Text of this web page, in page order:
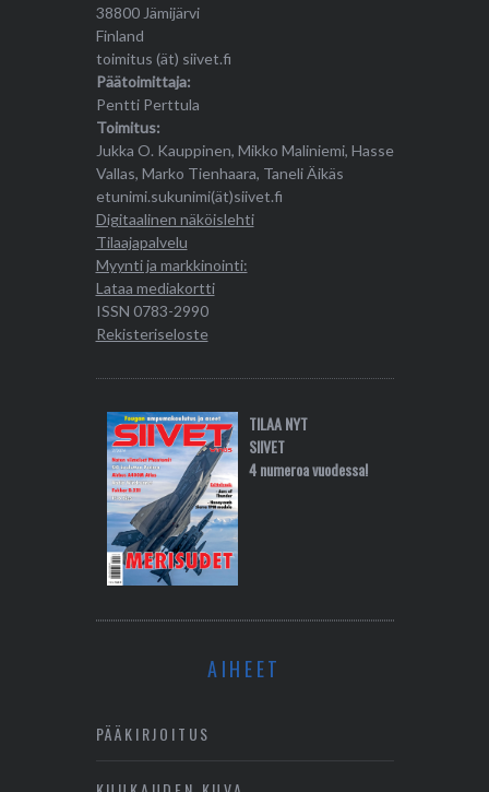
38800 Jämijärvi
Finland
toimitus (ät) siivet.fi
Päätoimittaja:
Pentti Perttula
Toimitus:
Jukka O. Kauppinen, Mikko Maliniemi, Hasse
Vallas, Marko Tienhaara, Taneli Äikäs
etunimi.sukunimi(ät)siivet.fi
Digitaalinen näköislehti
Tilaajapalvelu
Myynti ja markkinointi:
Lataa mediakortti
ISSN 0783-2990
Rekisteriseloste
TILAA NYT
SIIVET
4 numeroa vuodessa!
AIHEET
PÄÄKIRJOITUS